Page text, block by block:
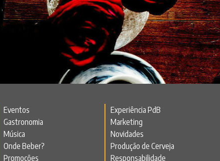
Eventos
Experiência PdB
Gastronomia
Marketing
Música
Novidades
Onde Beber?
Produção de Cerveja
Promoções
Responsabilidade